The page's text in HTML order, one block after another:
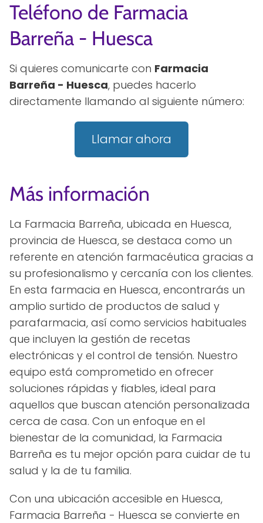
Teléfono de Farmacia
Barreña - Huesca
Si quieres comunicarte con Farmacia
Barreña - Huesca, puedes hacerlo
directamente llamando al siguiente número:
Llamar ahora
Más información
La Farmacia Barreña, ubicada en Huesca,
provincia de Huesca, se destaca como un
referente en atención farmacéutica gracias a
su profesionalismo y cercanía con los clientes.
En esta farmacia en Huesca, encontrarás un
amplio surtido de productos de salud y
parafarmacia, así como servicios habituales
que incluyen la gestión de recetas
electrónicas y el control de tensión. Nuestro
equipo está comprometido en ofrecer
soluciones rápidas y fiables, ideal para
aquellos que buscan atención personalizada
cerca de casa. Con un enfoque en el
bienestar de la comunidad, la Farmacia
Barreña es tu mejor opción para cuidar de tu
salud y la de tu familia.
Con una ubicación accesible en Huesca,
Farmacia Barreña - Huesca se convierte en